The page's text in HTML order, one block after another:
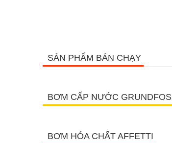
SẢN PHẨM BÁN CHẠY
BƠM CẤP NƯỚC GRUNDFOS
BƠM HÓA CHẤT AFFETTI